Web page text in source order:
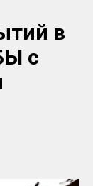
в
с